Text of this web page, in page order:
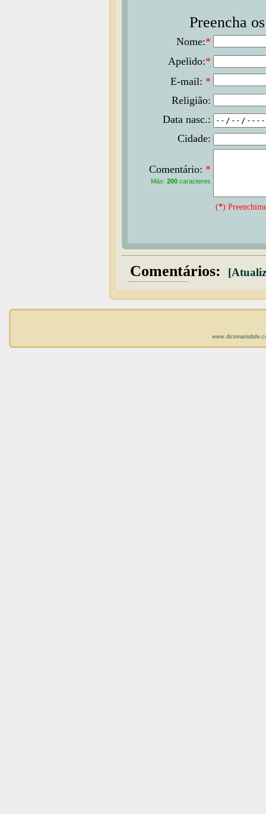
Preencha
Nome:*
Apelido:*
E-mail: *
Religião:
Data nasc.:
Cidade:
Comentário: *
Máx: 200 caracteres
(*)
Comentários: